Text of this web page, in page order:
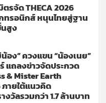
รจัด THECA 2026
ทรอนิกส์ หนุนไทยสู่ฐาน
สูง
อง” ควงแขน “น้องเนย”
แถลงข่าวจัดประกวด
& Mister Earth
ายใต้แนวคิด
งวัลรวมกว่า 1.7 ล้านบาท